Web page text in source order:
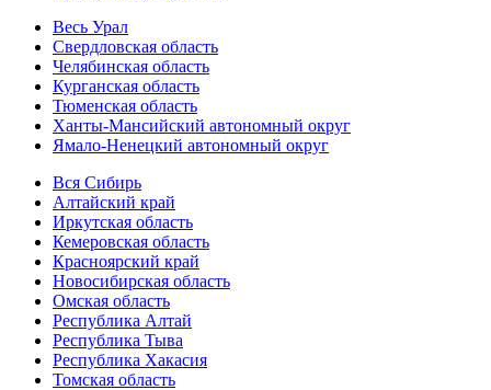
Весь Урал
Свердловская область
Челябинская область
Курганская область
Тюменская область
Ханты-Мансийский автономный округ
Ямало-Ненецкий автономный округ
Вся Сибирь
Алтайский край
Иркутская область
Кемеровская область
Красноярский край
Новосибирская область
Омская область
Республика Алтай
Республика Тыва
Республика Хакасия
Томская область